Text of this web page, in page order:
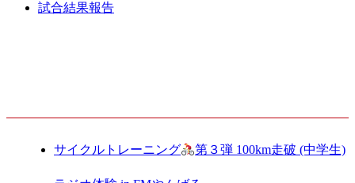
試合結果報告
サイクルトレーニング 第３弾 100km走破 (中学生)